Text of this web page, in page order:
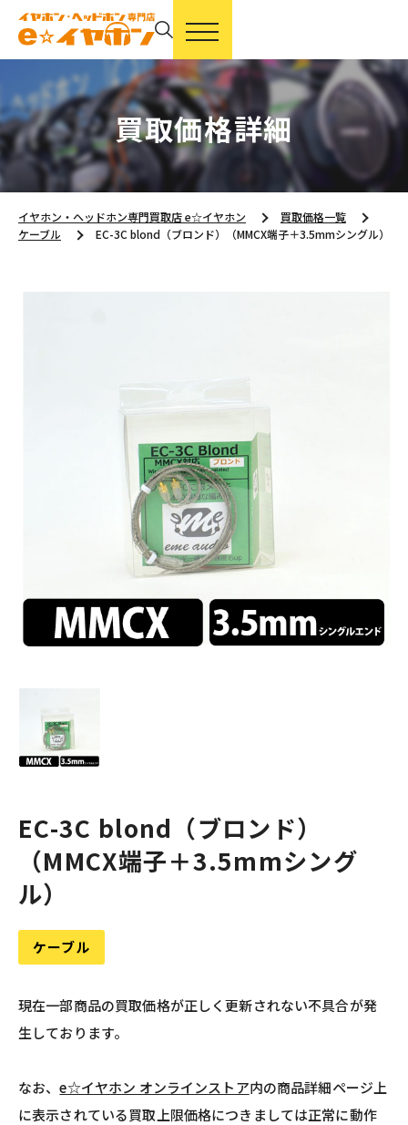
買取価格詳細
イヤホン・ヘッドホン専門買取店 e☆イヤホン
買取価格一覧
ケーブル
EC-3C blond（ブロンド）（MMCX端子＋3.5mmシングル）
EC-3C blond（ブロンド）
（MMCX端子＋3.5mmシング
ル）
ケーブル
現在一部商品の買取価格が正しく更新されない不具合が発
生しております。
なお、e☆イヤホン オンラインストア内の商品詳細ページ上
に表示されている買取上限価格につきましては正常に動作